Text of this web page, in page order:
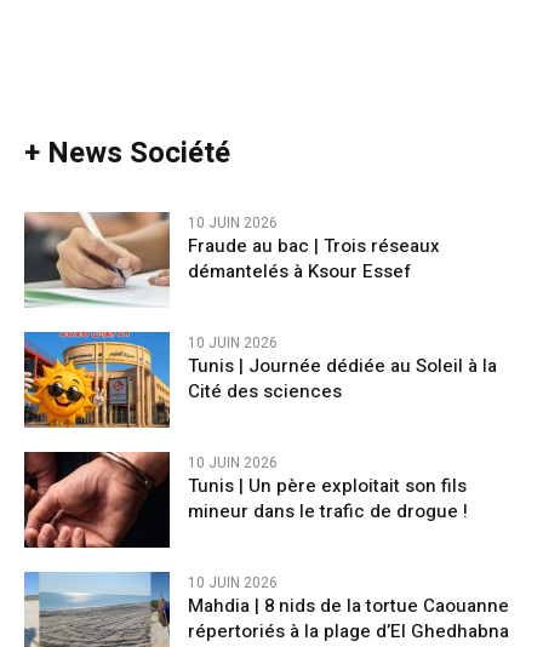
+ News Société
10 JUIN 2026
Fraude au bac | Trois réseaux
démantelés à Ksour Essef
10 JUIN 2026
Tunis | Journée dédiée au Soleil à la
Cité des sciences
10 JUIN 2026
Tunis | Un père exploitait son fils
mineur dans le trafic de drogue !
10 JUIN 2026
Mahdia | 8 nids de la tortue Caouanne
répertoriés à la plage d’El Ghedhabna